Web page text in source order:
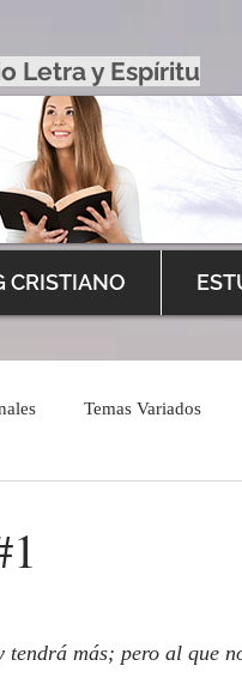
Letra y Espíritu
CRISTIANO
Temas Variados